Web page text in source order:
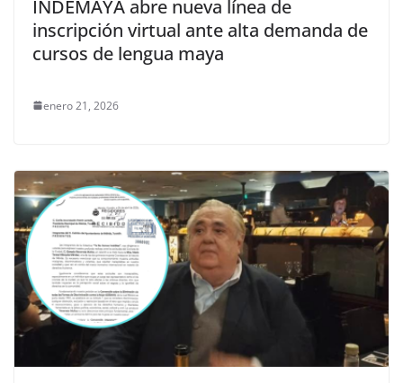
INDEMAYA abre nueva línea de
inscripción virtual ante alta demanda de
cursos de lengua maya
enero 21, 2026